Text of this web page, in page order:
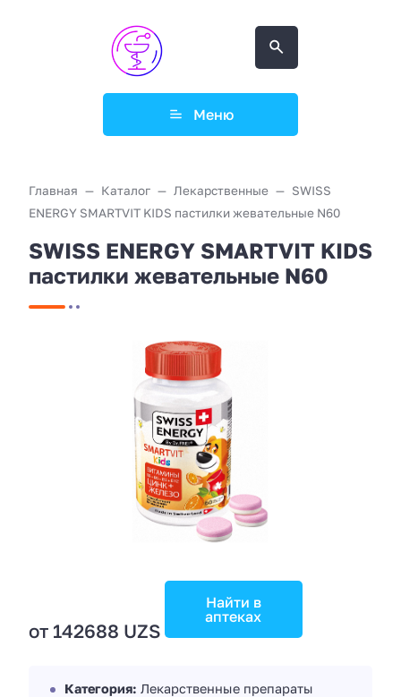
Меню
Главная Каталог Лекарственные
SWISS
ENERGY SMARTVIT KIDS пастилки жевательные N60
SWISS ENERGY SMARTVIT KIDS
пастилки жевательные N60
от 142688 UZS
Найти в
аптеках
Категория: Лекарственные препараты